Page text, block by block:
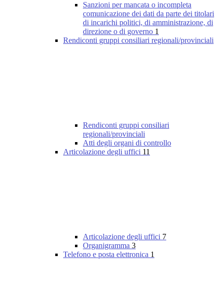
Sanzioni per mancata o incompleta
comunicazione dei dati da parte dei titolari
di incarichi politici, di amministrazione, di
direzione o di governo 1
Rendiconti gruppi consiliari regionali/provinciali
Rendiconti gruppi consiliari
regionali/provinciali
Atti degli organi di controllo
Articolazione degli uffici 11
Articolazione degli uffici 7
Organigramma 3
Telefono e posta elettronica 1